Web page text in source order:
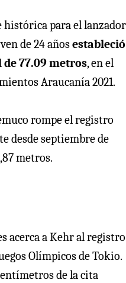
histórica para el lanzador
de 24 añosestableció
77.09 metros, en el
Araucanía 2021.
rompe el registro
desde septiembre de
metros.
acerca a Kehr al registro
Olímpicos de Tokio.
de la cita